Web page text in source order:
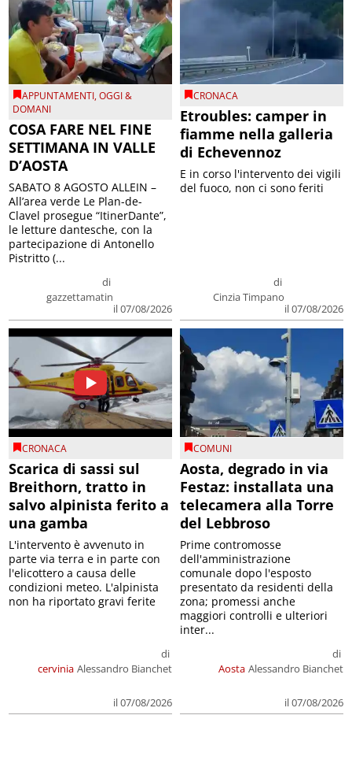
APPUNTAMENTI,OGGI &
DOMANI
COSA FARE NEL FINE
SETTIMANA IN VALLE
D’AOSTA
di
gazzettamatin
il 07/08/2026
SABATO 8 AGOSTO ALLEIN –
All’area verde Le Plan-de-
Clavel prosegue “ItinerDante”,
le letture dantesche, con la
partecipazione di Antonello
Pistritto (...
CRONACA
Etroubles: camper in
fiamme nella galleria
di Echevennoz
di
Cinzia Timpano
il 07/08/2026
E in corso l'intervento dei vigili
del fuoco, non ci sono feriti
CRONACA
Scarica di sassi sul
Breithorn, tratto in
salvo alpinista ferito a
una gamba
cervinia
di
Alessandro Bianchet
il 07/08/2026
L'intervento è avvenuto in
parte via terra e in parte con
l'elicottero a causa delle
condizioni meteo. L'alpinista
non ha riportato gravi ferite
COMUNI
Aosta, degrado in via
Festaz: installata una
telecamera alla Torre
del Lebbroso
Aosta
di
Alessandro Bianchet
il 07/08/2026
Prime contromosse
dell'amministrazione
comunale dopo l'esposto
presentato da residenti della
zona; promessi anche
maggiori controlli e ulteriori
inter...